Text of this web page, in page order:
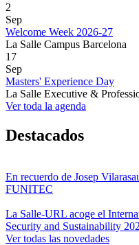
2
Sep
Welcome Week 2026-27
La Salle Campus Barcelona
17
Sep
Masters' Experience Day
La Salle Executive &
Ver toda la agenda
Destacados
En recuerdo de Josep
FUNITEC
La Salle-URL acoge el
Security and Sustainability
Ver todas las novedades